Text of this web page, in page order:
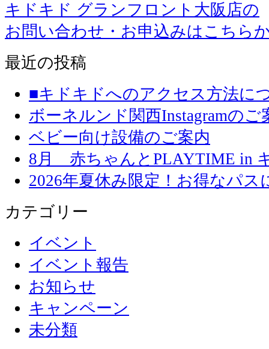
キドキド グランフロント大阪店の
お問い合わせ・お申込みはこちら
最近の投稿
■キドキドへのアクセス方法に
ボーネルンド関西Instagramのご
ベビー向け設備のご案内
8月 赤ちゃんとPLAYTIME in
2026年夏休み限定！お得なパス
カテゴリー
イベント
イベント報告
お知らせ
キャンペーン
未分類